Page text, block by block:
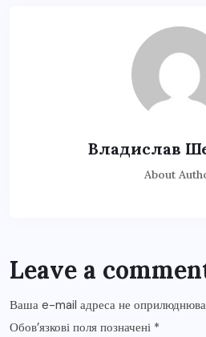
Владислав
About
Leave a
Ваша e-mail адреса не
Обов’язкові поля позначені *